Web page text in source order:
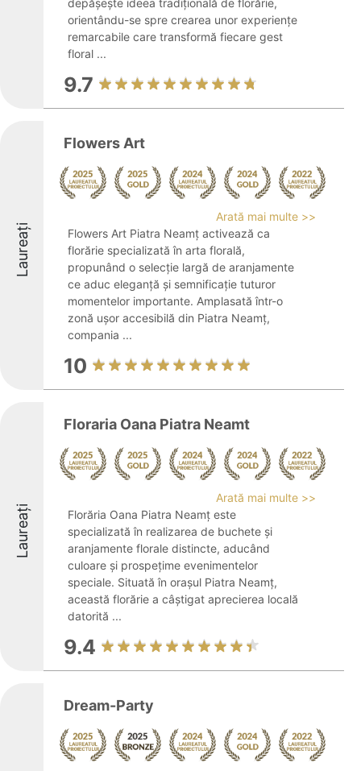
depășește ideea tradițională de florărie,
orientându-se spre crearea unor experiențe
remarcabile care transformă fiecare gest
floral ...
9.7
Laureați
Flowers Art
Arată mai multe >>
Flowers Art Piatra Neamț activează ca
florărie specializată în arta florală,
propunând o selecție largă de aranjamente
ce aduc eleganță și semnificație tuturor
momentelor importante. Amplasată într-o
zonă ușor accesibilă din Piatra Neamț,
compania ...
10
Laureați
Floraria Oana Piatra Neamt
Arată mai multe >>
Florăria Oana Piatra Neamț este
specializată în realizarea de buchete și
aranjamente florale distincte, aducând
culoare și prospețime evenimentelor
speciale. Situată în orașul Piatra Neamț,
această florărie a câștigat aprecierea locală
datorită ...
9.4
Dream-Party